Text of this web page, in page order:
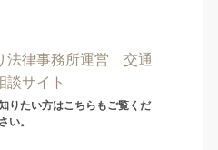
りたい方はこちらもご覧くだ
さい。